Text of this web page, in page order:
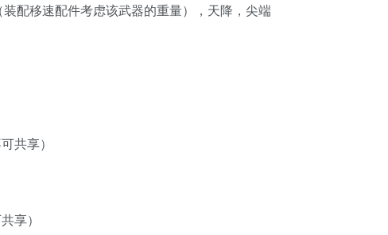
配移速配件考虑该武器的重量），天降，尖端
共享）
享）